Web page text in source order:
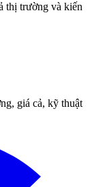
thị trường và kiến
giá cả, kỹ thuật